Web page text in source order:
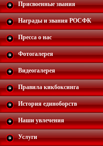
Присвоенные звания
Награды и звания РОСФК
Пресса о нас
Фотогалерея
Видеогалерея
Правила кикбоксинга
История единоборств
Наши увлечения
Услуги